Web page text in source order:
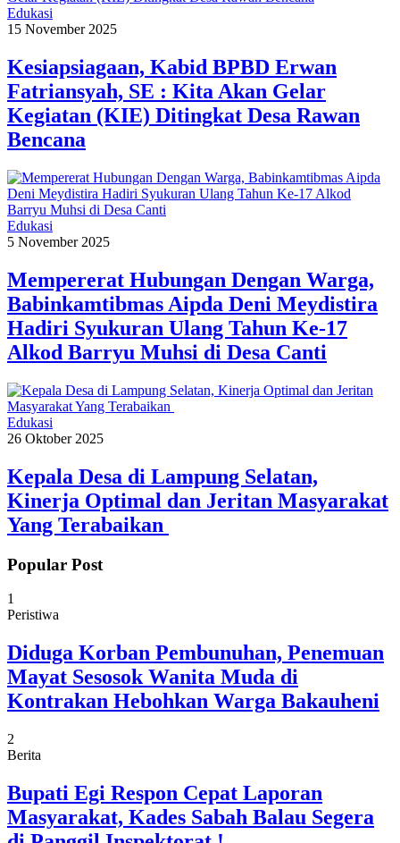
Edukasi
15 November 2025
Kesiapsiagaan, Kabid BPBD Erwan
Fatriansyah, SE : Kita Akan Gelar
Kegiatan (KIE) Ditingkat Desa Rawan
Bencana
Edukasi
5 November 2025
Mempererat Hubungan Dengan Warga,
Babinkamtibmas Aipda Deni Meydistira
Hadiri Syukuran Ulang Tahun Ke-17
Alkod Barryu Muhsi di Desa Canti
Edukasi
26 Oktober 2025
Kepala Desa di Lampung Selatan,
Kinerja Optimal dan Jeritan Masyarakat
Yang Terabaikan ‎
Popular Post
1
Peristiwa
Diduga Korban Pembunuhan, Penemuan
Mayat Sesosok Wanita Muda di
Kontrakan Hebohkan Warga Bakauheni
2
Berita
Bupati Egi Respon Cepat Laporan
Masyarakat, Kades Sabah Balau Segera